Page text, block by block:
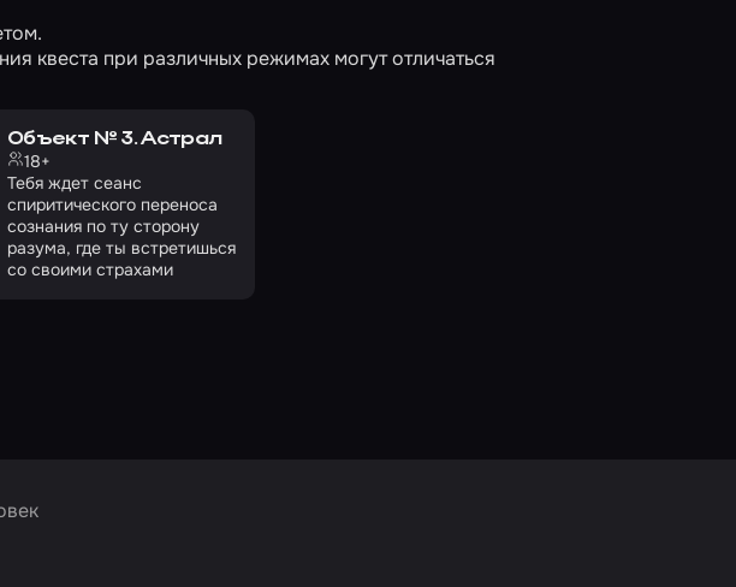
квеста при различных режимах могут отличаться
Объект № 3. Астрал
18+
Тебя ждет сеанс
спиритического переноса
сознания по ту сторону
разума, где ты встретишься
со своими страхами